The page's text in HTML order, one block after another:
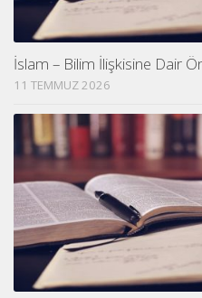
İslam – Bilim İlişkisine Dair
11 TEMMUZ 2026